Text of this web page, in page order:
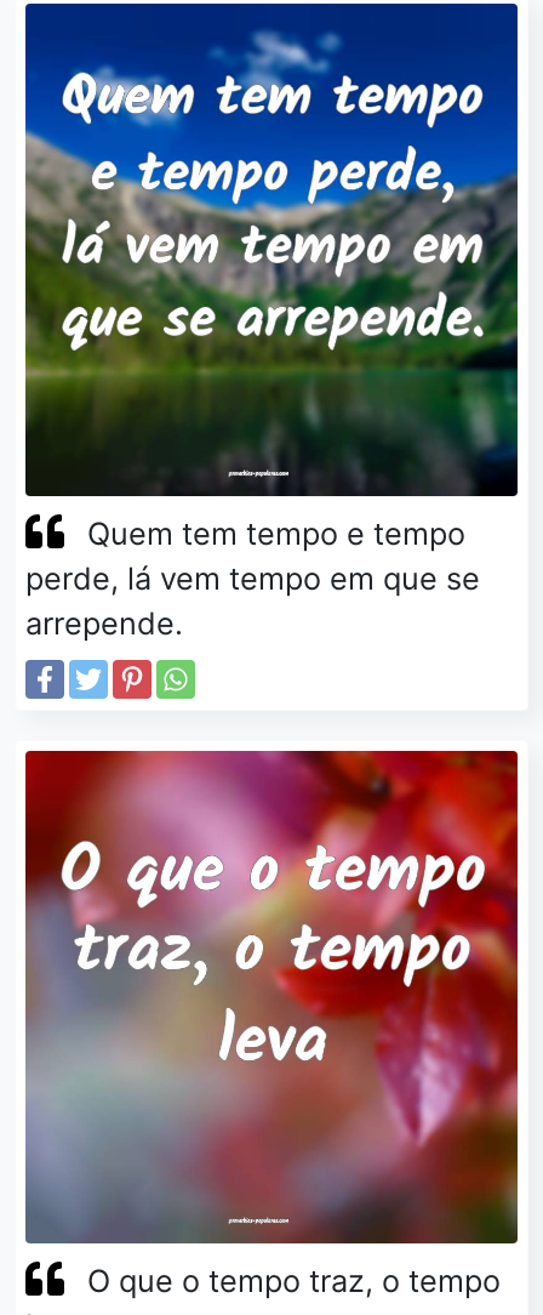
Quem tem tempo e tempo
perde, lá vem tempo em que se
arrepende.
O que o tempo traz, o tempo